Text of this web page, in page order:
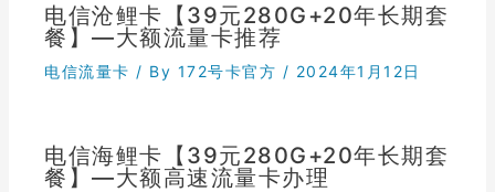
电信沧鲤卡【39元280G+20年长期套
餐】—大额流量卡推荐
电信流量卡 / By 172号卡官方 / 2024年1月12日
电信海鲤卡【39元280G+20年长期套
餐】—大额高速流量卡办理